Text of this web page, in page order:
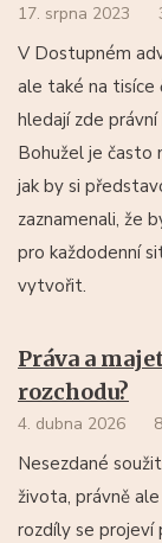
17. srpna 2023
V Dostupném
ale také na tisíce
hledají zde
Bohužel je často
jak by si
zaznamenali, že
pro každodenní
vytvořit.
Práva a
rozchodu?
4. dubna 2026
Nesezdané
života, právně
rozdíly se projeví